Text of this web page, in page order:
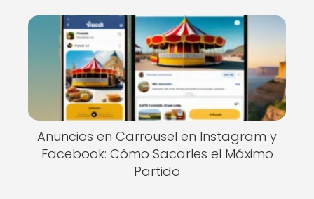
Anuncios en Carrousel en Instagram y
Facebook: Cómo Sacarles el Máximo
Partido